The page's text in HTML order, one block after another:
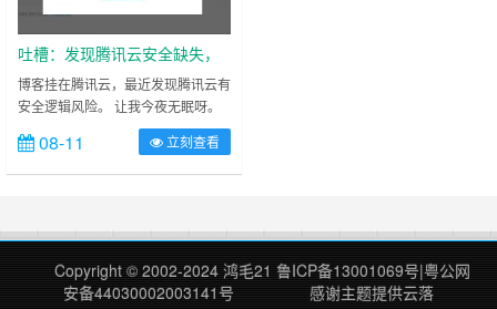
吐槽：发现腾讯云安全缺失，
重大安全逻辑漏洞，账户不能
修改
博客挂在腾讯云，最近发现腾讯云有
安全逻辑风险。 让我今夜无眠呀。
夜未眠，欲哭无泪，又不知所措，还
无能为力。 基于登陆用户邮箱不能
修改，我认为腾讯云存在以下问题
账号无法修改。 3.没有紧急冻结，
限制访问等功能。 4.找回密码不通
过安全邮箱。 5.安全邮箱和……
08-11 立刻查看
Copyright © 2002-2024 鸿毛21 鲁ICP备13001069号|粤公网
安备44030002003141号
感谢主题提供云落